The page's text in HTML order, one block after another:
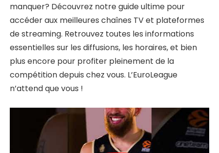
manquer? Découvrez notre guide ultime pour
accéder aux meilleures chaînes TV et plateformes
de streaming. Retrouvez toutes les informations
essentielles sur les diffusions, les horaires, et bien
plus encore pour profiter pleinement de la
compétition depuis chez vous. L’EuroLeague
n’attend que vous !